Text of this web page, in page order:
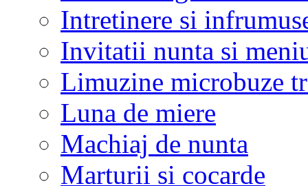
Intretinere si
Invitatii nunta si
Limuzine microbuze
Luna de miere
Machiaj de nunta
Marturii si cocarde